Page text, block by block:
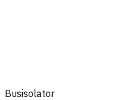
Busisolator